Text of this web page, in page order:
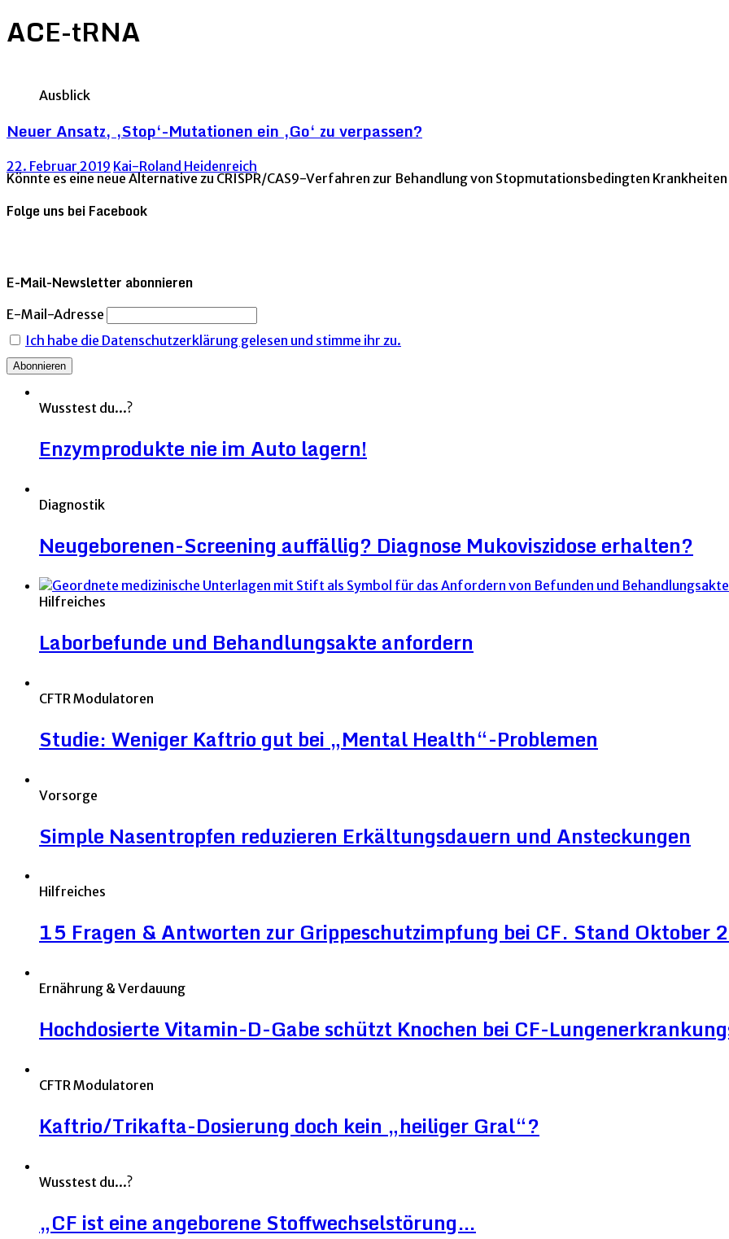
ACE-tRNA
Ausblick
Neuer Ansatz, ‚Stop‘-Mutationen ein ‚Go‘ zu verpassen?
22. Februar 2019 Kai-Roland Heidenreich
Könnte es eine neue Alternative zu CRISPR/CAS9-Verfahren zur Behandlung von Stopmutationsbedingten Krankheiten
Folge uns bei Facebook
E-Mail-Newsletter abonnieren
E-Mail-Adresse
Ich habe die Datenschutzerklärung gelesen und stimme ihr zu.
Wusstest du...?
Enzymprodukte nie im Auto lagern!
Diagnostik
Neugeborenen-Screening auffällig? Diagnose Mukoviszidose erhalten?
Hilfreiches
Laborbefunde und Behandlungsakte anfordern
CFTR Modulatoren
Studie: Weniger Kaftrio gut bei „Mental Health“-Problemen
Vorsorge
Simple Nasentropfen reduzieren Erkältungsdauern und Ansteckungen
Hilfreiches
15 Fragen & Antworten zur Grippeschutzimpfung bei CF. Stand Oktober
Ernährung & Verdauung
Hochdosierte Vitamin-D-Gabe schützt Knochen bei CF-
CFTR Modulatoren
Kaftrio/Trikafta-Dosierung doch kein „heiliger Gral“?
Wusstest du...?
„CF ist eine angeborene Stoffwechselstörung…